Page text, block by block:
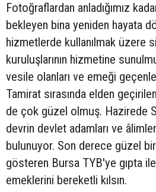
Fotoğraflardan anladığımız
bekleyen bina yeniden hayata
hizmetlerde kullanılmak üzere
kuruluşlarının hizmetine
vesile olanları ve emeği
Tamirat sırasında elden
de çok güzel olmuş. Hazirede
devrin devlet adamları ve
bulunuyor. Son derece güzel
gösteren Bursa TYB'ye gıpta
emeklerini bereketli kılsın.